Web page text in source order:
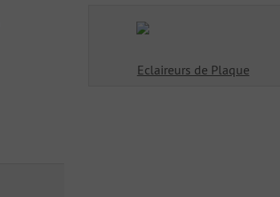
Eclaireurs de Plaque